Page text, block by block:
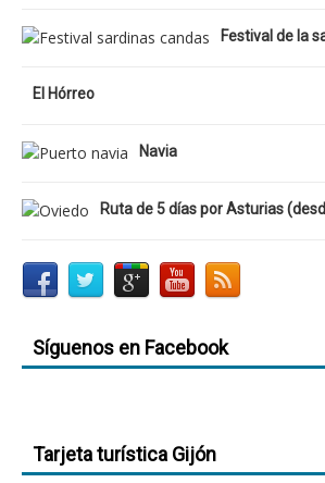
Festival de la
El Hórreo
Navia
Ruta de 5 días por Asturias
Síguenos en Facebook
Tarjeta turística Gijón